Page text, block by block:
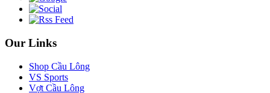
Our Links
Shop Cầu Lông
VS Sports
Vợt Cầu Lông